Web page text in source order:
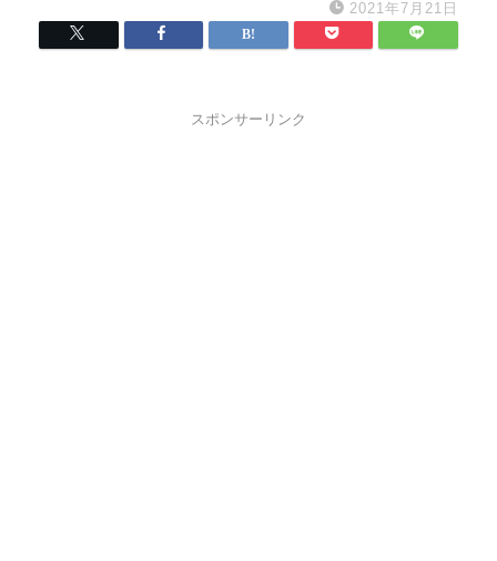
2021年7月21日
スポンサーリンク